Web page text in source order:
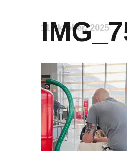
11 oktober, 2025